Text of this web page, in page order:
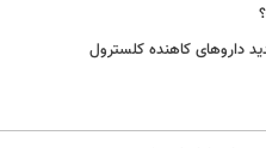
داروهای کاهنده کلسترول